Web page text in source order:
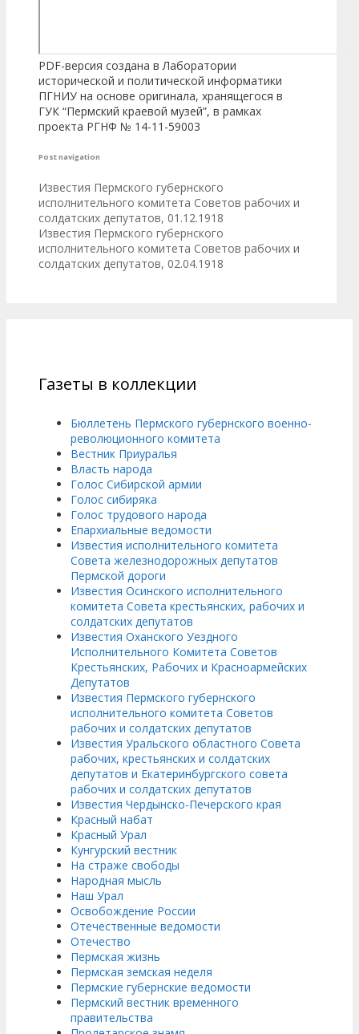
PDF-версия создана в Лаборатории
исторической и политической информатики
ПГНИУ на основе оригинала, хранящегося в
ГУК “Пермский краевой музей”, в рамках
проекта РГНФ № 14-11-59003
Post navigation
Известия Пермского губернского
исполнительного комитета Советов рабочих и
солдатских депутатов, 01.12.1918
Известия Пермского губернского
исполнительного комитета Советов рабочих и
солдатских депутатов, 02.04.1918
Газеты в коллекции
Бюллетень Пермского губернского военно-
революционного комитета
Вестник Приуралья
Власть народа
Голос Сибирской армии
Голос сибиряка
Голос трудового народа
Епархиальные ведомости
Известия исполнительного комитета
Совета железнодорожных депутатов
Пермской дороги
Известия Осинского исполнительного
комитета Совета крестьянских, рабочих и
солдатских депутатов
Известия Оханского Уездного
Исполнительного Комитета Советов
Крестьянских, Рабочих и Красноармейских
Депутатов
Известия Пермского губернского
исполнительного комитета Советов
рабочих и солдатских депутатов
Известия Уральского областного Совета
рабочих, крестьянских и солдатских
депутатов и Екатеринбургского совета
рабочих и солдатских депутатов
Известия Чердынско-Печерского края
Красный набат
Красный Урал
Кунгурский вестник
На страже свободы
Народная мысль
Наш Урал
Освобождение России
Отечественные ведомости
Отечество
Пермская жизнь
Пермская земская неделя
Пермские губернские ведомости
Пермский вестник временного
правительства